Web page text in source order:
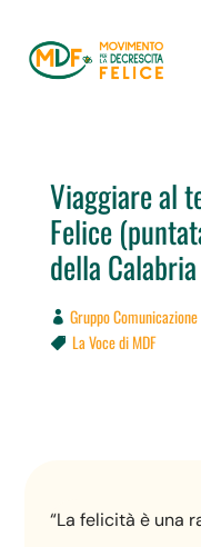
Viaggiare al
Felice
della
Gruppo Comunicazione
 La Voce di MDF
“La felicità è una